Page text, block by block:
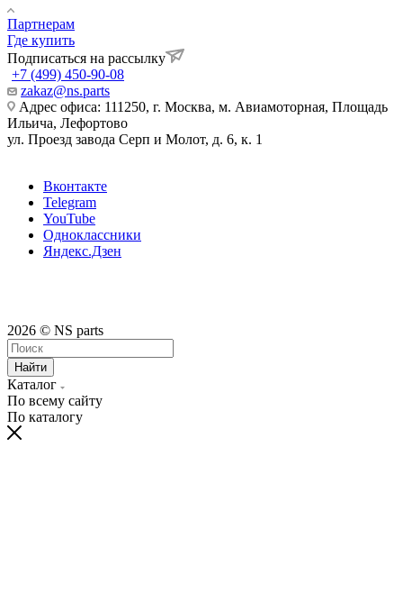
Партнерам
Где купить
Подписаться на рассылку
+7 (499) 450-90-08
zakaz@ns.parts
Адрес офиса: 111250, г. Москва, м. Авиамоторная, Площадь
Ильича, Лефортово
ул. Проезд завода Серп и Молот, д. 6, к. 1
Вконтакте
Telegram
YouTube
Одноклассники
Яндекс.Дзен
2026 © NS parts
Найти
Каталог
По всему сайту
По каталогу